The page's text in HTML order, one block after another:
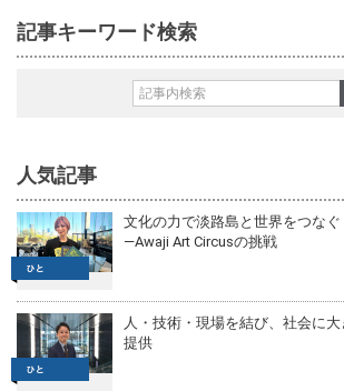
記事キーワード検索
人気記事
文化の力で淡路島と世界をつなぐ
—Awaji Art Circusの挑戦
人・技術・現場を結び、社会に
提供